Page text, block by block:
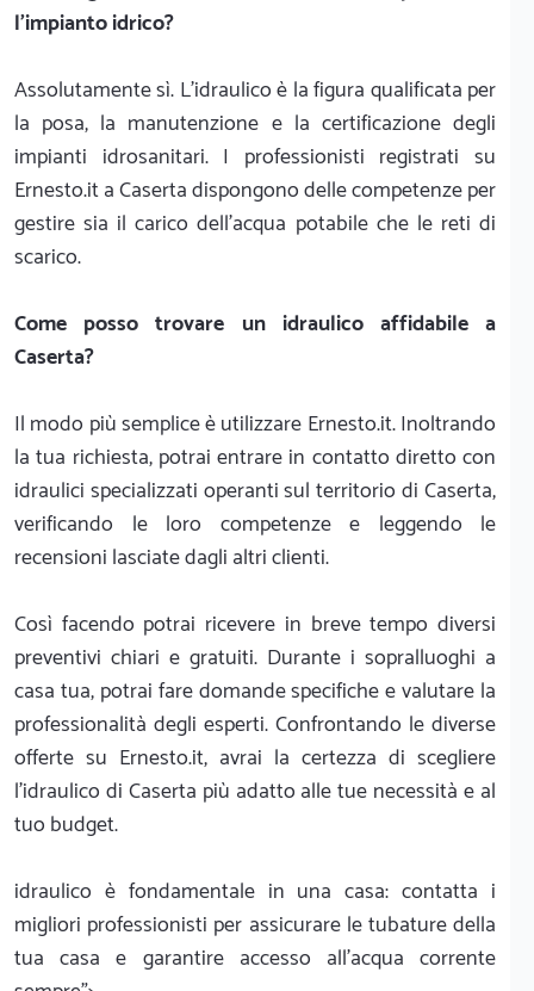
l'impianto idrico?
Assolutamente sì. L'idraulico è la figura qualificata per
la posa, la manutenzione e la certificazione degli
impianti idrosanitari. I professionisti registrati su
Ernesto.it a Caserta dispongono delle competenze per
gestire sia il carico dell'acqua potabile che le reti di
scarico.
Come posso trovare un idraulico affidabile a
Caserta?
Il modo più semplice è utilizzare Ernesto.it. Inoltrando
la tua richiesta, potrai entrare in contatto diretto con
idraulici specializzati operanti sul territorio di Caserta,
verificando le loro competenze e leggendo le
recensioni lasciate dagli altri clienti.
Così facendo potrai ricevere in breve tempo diversi
preventivi chiari e gratuiti. Durante i sopralluoghi a
casa tua, potrai fare domande specifiche e valutare la
professionalità degli esperti. Confrontando le diverse
offerte su Ernesto.it, avrai la certezza di scegliere
l'idraulico di Caserta più adatto alle tue necessità e al
tuo budget.
idraulico è fondamentale in una casa: contatta i
migliori professionisti per assicurare le tubature della
tua casa e garantire accesso all'acqua corrente